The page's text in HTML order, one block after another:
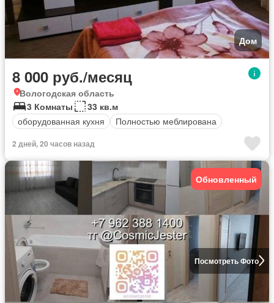
Дом
8 000 руб./месяц
Вологодская область
3 Комнаты
33 кв.м
оборудованная кухня
Полностью меблирована
2 дней, 20 часов назад
Посмотреть Фото
Обновленный